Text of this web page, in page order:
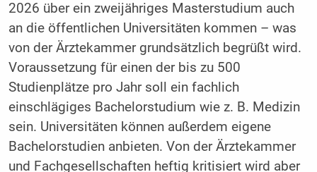
2026 über ein zweijähriges Masterstudium auch
an die öffentlichen Universitäten kommen – was
von der Ärztekammer grundsätzlich begrüßt wird.
Voraussetzung für einen der bis zu 500
Studienplätze pro Jahr soll ein fachlich
einschlägiges Bachelorstudium wie z. B. Medizin
sein. Universitäten können außerdem eigene
Bachelorstudien anbieten. Von der Ärztekammer
und Fachgesellschaften heftig kritisiert wird aber